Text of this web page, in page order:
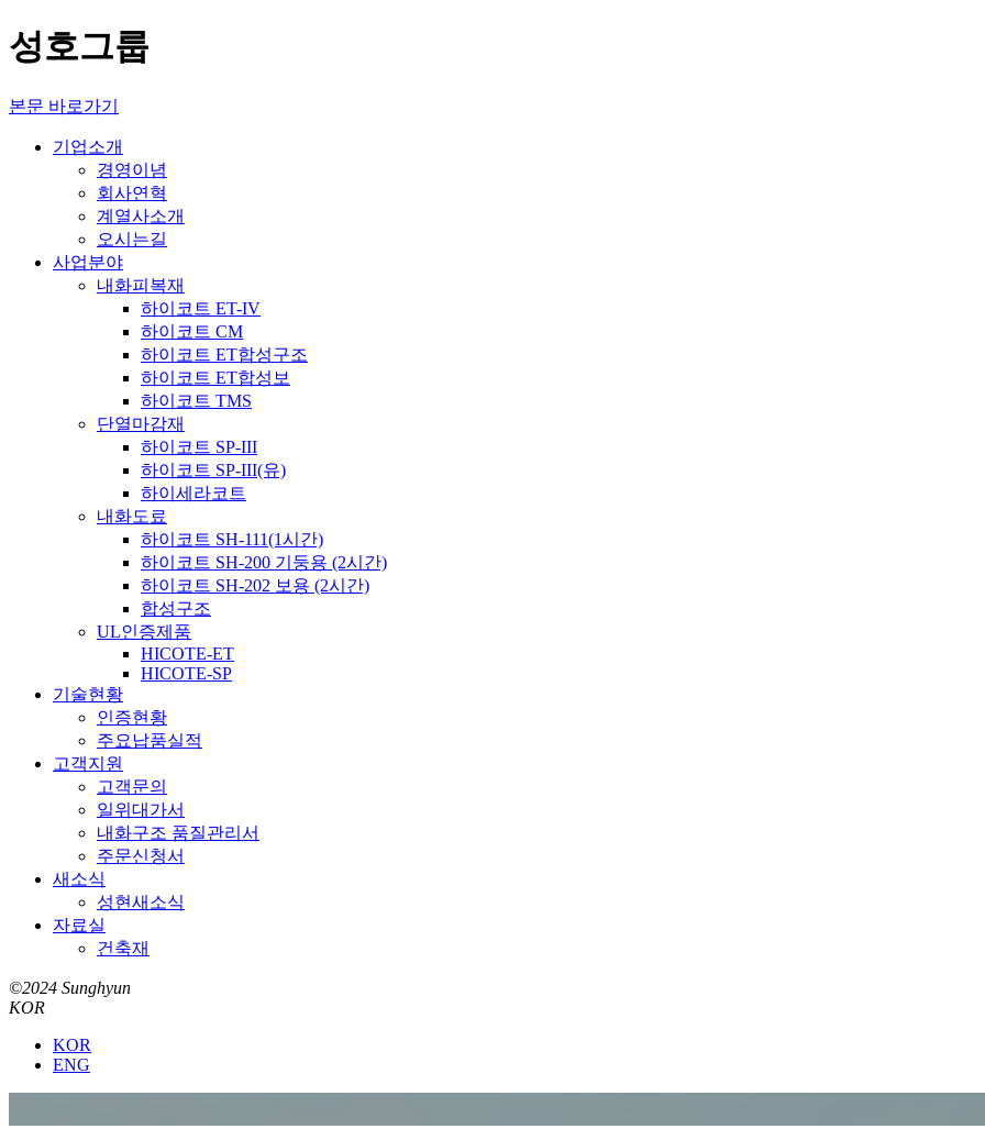
성호그룹
본문 바로가기
기업소개
경영이념
회사연혁
계열사소개
오시는길
사업분야
내화피복재
하이코트 ET-IV
하이코트 CM
하이코트 ET합성구조
하이코트 ET합성보
하이코트 TMS
단열마감재
하이코트 SP-III
하이코트 SP-III(유)
하이세라코트
내화도료
하이코트 SH-111(1시간)
하이코트 SH-200 기둥용 (2시간)
하이코트 SH-202 보용 (2시간)
합성구조
UL인증제품
HICOTE-ET
HICOTE-SP
기술현황
인증현황
주요납품실적
고객지원
고객문의
일위대가서
내화구조 품질관리서
주문신청서
새소식
성현새소식
자료실
건축재
©2024 Sunghyun
KOR
KOR
ENG